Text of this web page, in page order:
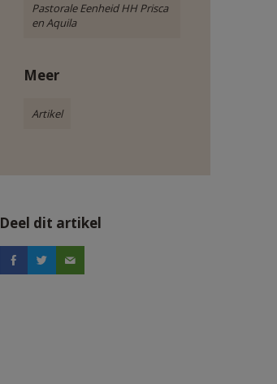
Pastorale Eenheid HH Prisca
en Aquila
Meer
Artikel
Deel dit artikel